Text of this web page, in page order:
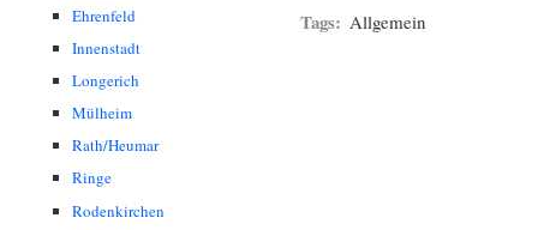
Ehrenfeld
Innenstadt
Longerich
Mülheim
Rath/Heumar
Ringe
Rodenkirchen
Tags: Allgemein